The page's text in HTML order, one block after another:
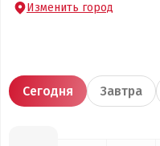
Изменить город
Сегодня Завтра